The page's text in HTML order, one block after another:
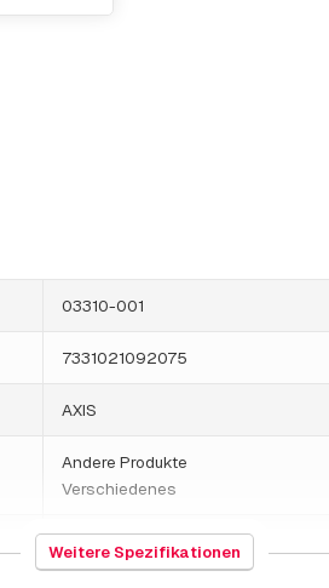
03310-001
7331021092075
AXIS
Andere Produkte
Verschiedenes
854442
Weitere Spezifikationen